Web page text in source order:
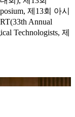
제13회 아시
Annual
Technologists, 제